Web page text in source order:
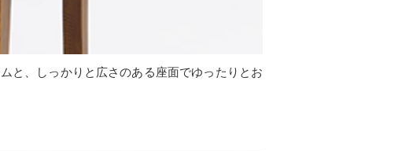
と、しっかりと広さのある座面でゆったりとお